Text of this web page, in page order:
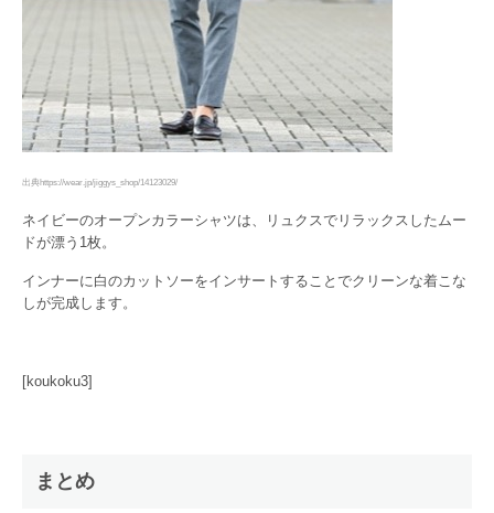
出典https://wear.jp/jiggys_shop/14123029/
ネイビーのオープンカラーシャツは、リュクスでリラックスしたムー
ドが漂う1枚。
インナーに白のカットソーをインサートすることでクリーンな着こな
しが完成します。
[koukoku3]
まとめ